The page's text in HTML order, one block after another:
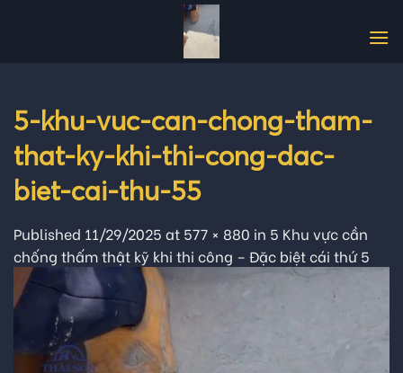
5-khu-vuc-can-chong-tham-
that-ky-khi-thi-cong-dac-
biet-cai-thu-55
Published 11/29/2025 at 577 × 880 in 5 Khu vực cần
chống thấm thật kỹ khi thi công – Đặc biệt cái thứ 5